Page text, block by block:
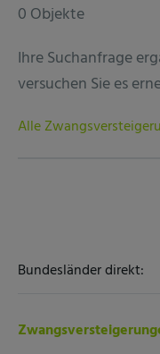
0 Objekte
Ihre Suchanfrage
versuchen Sie es
Alle
Bundesländer direkt: